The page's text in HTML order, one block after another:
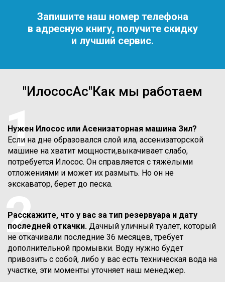
Запишите наш номер телефона
в адресную книгу, получите скидку
и лучший сервис.
"ИлососАс"Как мы работаем
1
Нужен Илосос или Асенизаторная машина Зил?
Если на дне образовался слой ила, ассенизаторской
машине на хватит мощности,выкачивает слабо,
потребуется Илосос. Он справляется с тяжёлыми
отложениями и может их размыть. Но он не
экскаватор, берет до песка.
2
Расскажите, что у вас за тип резервуара и дату
последней откачки. Дачный уличный туалет, который
не откачивали последние 36 месяцев, требует
дополнительной промывки. Воду нужно будет
привозить с собой, либо у вас есть техническая вода на
участке, эти моменты уточняет наш менеджер.